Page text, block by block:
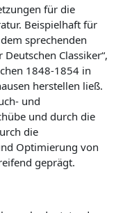
für die
Beispielhaft für
sprechenden
Deutschen Classiker“,
1848-1854 in
herstellen ließ.
und
und durch die
die
Optimierung von
geprägt.